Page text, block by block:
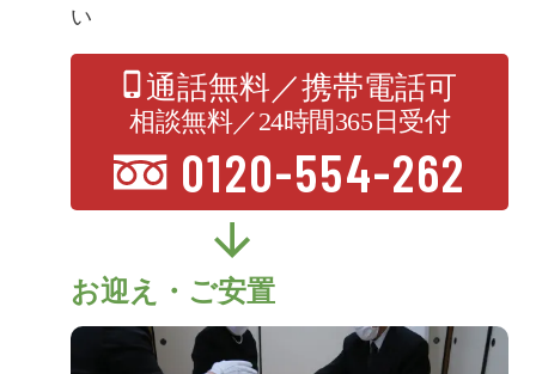
い
通話無料／携帯電話可
相談無料／24時間365日受付
0120-554-262
お迎え・ご安置